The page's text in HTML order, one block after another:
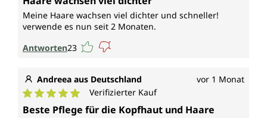
Meine Haare wachsen viel dichter und schneller!
verwende es nun seit 2 Monaten.
Antworten23
Andreea aus Deutschland vor 1 Monat
Durchschnittliche Bewertung von 5 von 5 Sternen
Verifizierter Kauf
Beste Pflege für die Kopfhaut und Haare